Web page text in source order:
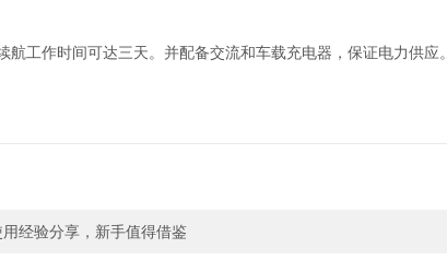
作时间可达三天。并配备交流和车载充电器，保证电力供应。
经验分享，新手值得借鉴